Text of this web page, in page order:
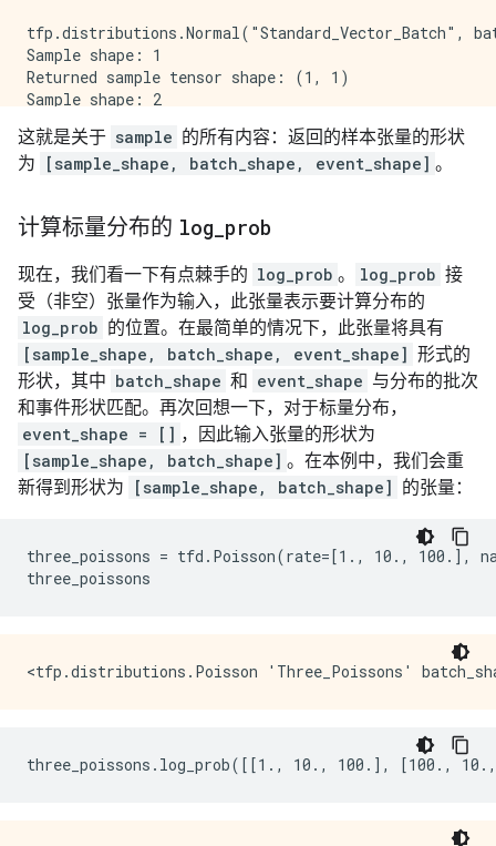
Sample shape: 1
Returned sample tensor shape: (1, 1)
Sample shape: 2
Sample shape: [1, 5]
Returned sample tensor shape: (1, 5, 1)
Returned sample tensor shape: (3, 4, 5, 1)
Sample shape: 1
Returned sample tensor shape: (1, 1, 1)
Sample shape: 2
Returned sample tensor shape: (2, 1, 1)
Sample shape: [1, 5]
Returned sample tensor shape: (1, 5, 1, 1)
Sample shape: [3, 4, 5]
tfp.distributions.Normal("Standard_Vector_Batch",
Sample shape: 1
Returned sample tensor shape: (1, 1)
Sample shape: 2
Sample shape: [1, 5]
Returned sample tensor shape: (1, 5, 1)
Returned sample tensor shape: (3, 4, 5, 1)
Sample shape: 1
Returned sample tensor shape: (1, 4)
Sample shape: 2
Returned sample tensor shape: (2, 4)
Sample shape: [1, 5]
Returned sample tensor shape: (1, 5, 4)
Sample shape: [3, 4, 5]
Returned sample tensor shape: (3, 4, 5, 4)
tfp.distributions.Normal("Broadcasting_Scale",
Sample shape: 1
Returned sample tensor shape: (2, 2, 4)
Sample shape: [1, 5]
这就是关于 sample 的所有内容：返回的样本张量的形状
为
[sample_shape, batch_shape, event_shape] 。
计算标量分布的 log prob
现在，我们看一下有点棘手的 log_prob 。 log_prob 接
受（非空）张量作为输入，此张量表示要计算分布的
log_prob 的位置。在最简单的情况下，此张量将具有
[sample_shape, batch_shape, event_shape] 形式的
形状，其中 batch_shape 和 event_shape 与分布的批次
和事件形状匹配。再次回想一下，对于标量分布，
event_shape = [] ，因此输入张量的形状为
[sample_shape, batch_shape] 。在本例中，我们会重
新得到形状为
[sample_shape, batch_shape] 的张量：
three_poissons = tfd.Poisson(rate=[1., 10., 100.],